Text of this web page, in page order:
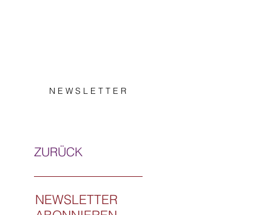
N E W S L E T T E R
ZURÜCK
NEWSLETTER